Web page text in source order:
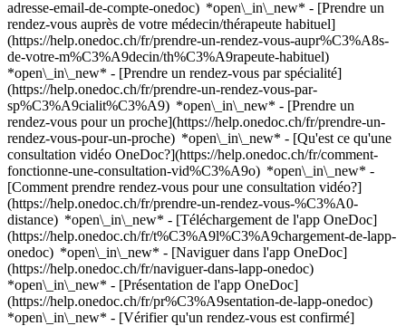
adresse-email-de-compte-onedoc) *open\_in\_new* - [Prendre un
rendez-vous auprès de votre médecin/thérapeute habituel]
(https://help.onedoc.ch/fr/prendre-un-rendez-vous-aupr%C3%A8s-
de-votre-m%C3%A9decin/th%C3%A9rapeute-habituel)
*open\_in\_new* - [Prendre un rendez-vous par spécialité]
(https://help.onedoc.ch/fr/prendre-un-rendez-vous-par-
sp%C3%A9cialit%C3%A9) *open\_in\_new* - [Prendre un
rendez-vous pour un proche](https://help.onedoc.ch/fr/prendre-un-
rendez-vous-pour-un-proche) *open\_in\_new* - [Qu'est ce qu'une
consultation vidéo OneDoc?](https://help.onedoc.ch/fr/comment-
fonctionne-une-consultation-vid%C3%A9o) *open\_in\_new* -
[Comment prendre rendez-vous pour une consultation vidéo?]
(https://help.onedoc.ch/fr/prendre-un-rendez-vous-%C3%A0-
distance) *open\_in\_new* - [Téléchargement de l'app OneDoc]
(https://help.onedoc.ch/fr/t%C3%A9l%C3%A9chargement-de-lapp-
onedoc) *open\_in\_new* - [Naviguer dans l'app OneDoc]
(https://help.onedoc.ch/fr/naviguer-dans-lapp-onedoc)
*open\_in\_new* - [Présentation de l'app OneDoc]
(https://help.onedoc.ch/fr/pr%C3%A9sentation-de-lapp-onedoc)
*open\_in\_new* - [Vérifier qu'un rendez-vous est confirmé](https://help.onedoc.ch/fr/v%C3%A9rifier-quun-rendez-vous-est-confirm%C3%A9) *open\_in\_new* - [Annuler un rendez-vous pris en ligne sur OneDoc](https://help.onedoc.ch/fr/annuler-un-rendez-vous-pris-en-ligne-sur-onedoc) *open\_in\_new* - [Je ne reçois pas de confirmation de rendez-vous](https://help.onedoc.ch/fr/je-ne-re%C3%A7ois-pas-de-confirmation-de-rendez-vous) *open\_in\_new* [Voir tous nos articles *open\_in\_new*](https://help.onedoc.ch/fr/) # Annuaire des cabinets dentaires à Prilly 1. [OneDoc](https://www.onedoc.ch/fr/)/ 2. [Cabinet dentaire](https://www.onedoc.ch/fr/cabinet-dentaire)/ 3. [Canton de Vaud](https://www.onedoc.ch/fr/cabinet-dentaire/canton-de-vaud)/ 4. Prilly [Cabinet d'orthodontie Route de Cossonay 26 Prilly](https://www.onedoc.ch/fr/cabinet-dentaire/prilly/ej02/cabinet-d-orthodontie-route-de-cossonay-26-prilly) Route de Cossonay 26, 1008 Prilly [Médecin-dentiste Dr. Brice Maria](https://www.onedoc.ch/fr/cabinet-dentaire/prilly/ei91/medecin-dentiste-dr-brice-maria) Route de Cossonay 28B, 1008 Prilly [Médecin-dentiste Dr. Burri Willy](https://www.onedoc.ch/fr/cabinet-dentaire/prilly/evw5/medecin-dentiste-dr-burri-willy) Rue de Cossonay 13, 1008 Prilly [Médecin-dentiste Dr. Dierieck Jean-Claude](https://www.onedoc.ch/fr/cabinet-dentaire/prilly/eyan/medecin-dentiste-dr-dierieck-jean-claude) Chemin de l'Ondine 8, 1008 Prilly [Médecin-dentiste Dr. Lambelet Hervé](https://www.onedoc.ch/fr/cabinet-dentaire/prilly/ej59/medecin-dentiste-dr-lambelet-herve) Route des Flumeaux 6, 1008 Prilly ### Téléchargez l'app OneDoc Prenez rendez-vous en ligne chez un médecin, un dentiste ou un thérapeute proche de vous en Suisse. L'application OneDoc vous permet de gérer tous vos rendez-vous médicaux depuis votre natel, n'importe où et n'importe quand. ![Code QR redirigeant vers l’App Store ou Google Play pour télécharger l’app OneDoc Patients](https://www.onedoc.ch/assets/images/download-app-qr.jpeg) Scannez le QR code pour télécharger l’application [![Téléchargez notre application sur l'App Store!](https://www.onedoc.ch/assets/images/app-store-badge-fr.svg)](https://apps.apple.com/ch/app/onedoc/id1592376413?l=fr)[![Téléchargez notre application sur le Google Play Store!](https://www.onedoc.ch/assets/images/google-play-badge-fr.png)](https://play.google.com/store/apps/details?id=ch.onedoc.patient&hl=fr-CH) *keyboard\_arrow\_right* ## Trouver un spécialiste [Physiothérapeute](https://www.onedoc.ch/fr/physiotherapeute)[Masseur classique](https://www.onedoc.ch/fr/masseur-classique)[Médecin généraliste](https://www.onedoc.ch/fr/medecin-generaliste)[Réflexologue](https://www.onedoc.ch/fr/reflexologue)[Thérapeute en drainage lymphatique](https://www.onedoc.ch/fr/therapeute-en-drainage-lymphatique)[Spécialiste en médecine interne générale](https://www.onedoc.ch/fr/specialiste-en-medecine-interne-generale)[Psychologue](https://www.onedoc.ch/fr/psychologue)[Ostéopathe](https://www.onedoc.ch/fr/osteopathe)[Médecin-dentiste](https://www.onedoc.ch/fr/medecin-dentiste)[Ophtalmologue](https://www.onedoc.ch/fr/ophtalmologue)[Prestations de santé en pharmacie](https://www.onedoc.ch/fr/prestations-de-sante-en-pharmacie)[Acupuncteur](https://www.onedoc.ch/fr/acupuncteur)[Centre de vaccination](https://www.onedoc.ch/fr/centre-de-vaccination)[Gynécologue obstétricien](https://www.onedoc.ch/fr/gynecologue-obstetricien)[Thérapeute en nutrition MCO](https://www.onedoc.ch/fr/therapeute-en-nutrition-mco)[Masseur thérapeutique](https://www.onedoc.ch/fr/masseur-therapeutique)[Thérapeute en hypnose](https://www.onedoc.ch/fr/therapeute-en-hypnose)[Kinésiologue](https://www.onedoc.ch/fr/kinesiologue)[Physiothérapeute du sport](https://www.onedoc.ch/fr/physiotherapeute-du-sport)[Pédiatre](https://www.onedoc.ch/fr/pediatre)[Spécialiste en Médecine Traditionnelle Chinoise (MTC)](https://www.onedoc.ch/fr/specialiste-en-medecine-traditionnelle-chinoise-mtc)[Toutes les spécialités](https://www.onedoc.ch/fr/specialites) *keyboard\_arrow\_right* ## Trouver une expertise [Check-up | bilan de santé](https://www.onedoc.ch/fr/check-up-bilan-de-sante)[Récupération physiothérapeutique du sportif](https://www.onedoc.ch/fr/recuperation-physiotherapeutique-du-sportif)[Thérapie Manuelle](https://www.onedoc.ch/fr/therapie-manuelle)[Rupture du ligament croisé antérieur (LCA) | Déchirure du ligament croisé antérieur (LCA)](https://www.onedoc.ch/fr/rupture-du-ligament-croise-anterieur-lca-dechirure-du-ligament-croise-anterieur-lca)[Suivi du sportif](https://www.onedoc.ch/fr/suivi-du-sportif)[Accompagnement psychologique pour gestion du stress](https://www.onedoc.ch/fr/accompagnement-psychologique-pour-gestion-du-stress)[Examen de la vue](https://www.onedoc.ch/fr/examen-de-la-vue)[Entraînement de l'équilibre](https://www.onedoc.ch/fr/entrainement-de-l-equilibre)[Vaccination encéphalite à tiques (FSME)](https://www.onedoc.ch/fr/vaccination-encephalite-a-tiques-fsme)[Carie](https://www.onedoc.ch/fr/carie)[Arthrose](https://www.onedoc.ch/fr/arthrose)[Déchirure du ménisque | Rupture du ménisque | Lésion du ménisque](https://www.onedoc.ch/fr/dechirure-du-menisque-rupture-du-menisque-lesion-du-menisque)[Bilan postural](https://www.onedoc.ch/fr/bilan-postural)[Vaccination grippe](https://www.onedoc.ch/fr/vaccination-grippe)[Prévention cardio-vasculaire | CardioCheck | CardioTest](https://www.onedoc.ch/fr/prevention-cardio-vasculaire-cardiocheck-cardiotest)[Détartrage](https://www.onedoc.ch/fr/detartrage)[Accompagnement psychologique pour la dépression](https://www.onedoc.ch/fr/accompagnement-psychologique-pour-la-depression)[Allergie | AllergoTest | Bilan allergologique](https://www.onedoc.ch/fr/allergie-allergotest-bilan-allergologique)[Dépistage du diabète](https://www.onedoc.ch/fr/depistage-du-diabete)[Implant dentaire](https://www.onedoc.ch/fr/implant-dentaire)[Rééducation musculo-squelettique](https://www.onedoc.ch/fr/reeducation-musculo-squelettique)[Toutes les expertises](https://www.onedoc.ch/fr/expertises) *keyboard\_arrow\_right* ## Trouver un établissement [Cabinet médical](https://www.onedoc.ch/fr/cabinet-medical)[Centre médical](https://www.onedoc.ch/fr/centre-medical)[Cabinet de groupe](https://www.onedoc.ch/fr/cabinet-de-groupe)[Cabinet dentaire](https://www.onedoc.ch/fr/cabinet-dentaire)[Pharmacie](https://www.onedoc.ch/fr/pharmacie)[Cabinet d'ostéopathie](https://www.onedoc.ch/fr/cabinet-d-osteopathie)[Cabinet de physiothérapie](https://www.onedoc.ch/fr/cabinet-de-physiotherapie)[Groupe médical](https://www.onedoc.ch/fr/groupe-medical)[Clinique dentaire](https://www.onedoc.ch/fr/clinique-dentaire)[Centre de santé](https://www.onedoc.ch/fr/centre-de-sante)[Magasin d'optique](https://www.onedoc.ch/fr/magasin-d-optique)[Centre auditif](https://www.onedoc.ch/fr/centre-auditif)[Clinique privée](https://www.onedoc.ch/fr/clinique-privee)[Hôpital](https://www.onedoc.ch/fr/hopital)[Centre médical et dentaire](https://www.onedoc.ch/fr/centre-medical-et-dentaire)[Maison de santé](https://www.onedoc.ch/fr/maison-de-sante)[Laboratoire d'analyse](https://www.onedoc.ch/fr/laboratoire-d-analyse)[Cabinet paramédical](https://www.onedoc.ch/fr/cabinet-paramedical)[Centre d'imagerie médicale](https://www.onedoc.ch/fr/centre-d-imagerie-medicale) *keyboard\_arrow\_right* ## Spécialités fréquentes [Physiothérapeute à Genève](https://www.onedoc.ch/fr/physiotherapeute/geneve)[Psychologue à Genève](https://www.onedoc.ch/fr/psychologue/geneve)[Physiothérapeute à Lausanne](https://www.onedoc.ch/fr/physiotherapeute/lausanne)[Médecin généraliste à Genève](https://www.onedoc.ch/fr/medecin-generaliste/geneve)[Thérapeute en drainage lymphatique à Genève](https://www.onedoc.ch/fr/therapeute-en-drainage-lymphatique/geneve)[Masseur classique à Genève](https://www.onedoc.ch/fr/masseur-classique/geneve)[Spécialiste en médecine interne générale à Genève](https://www.onedoc.ch/fr/specialiste-en-medecine-interne-generale/geneve)[Réflexologue à Genève](https://www.onedoc.ch/fr/reflexologue/geneve)[Médecin-dentiste à Genève](https://www.onedoc.ch/fr/medecin-dentiste/geneve)[Psychologue à Lausanne](https://www.onedoc.ch/fr/psychologue/lausanne)[Acupuncteur à Genève](https://www.onedoc.ch/fr/acupuncteur/geneve)[Ostéopathe à Lausanne](https://www.onedoc.ch/fr/osteopathe/lausanne)[Masseur classique à Lausanne](https://www.onedoc.ch/fr/masseur-classique/lausanne)[Médecin généraliste à Lausanne](https://www.onedoc.ch/fr/medecin-generaliste/lausanne)[Spécialiste en Médecine Traditionnelle Chinoise (MTC) à Genève](https://www.onedoc.ch/fr/specialiste-en-medecine-traditionnelle-chinoise-mtc/geneve)[Physiothérapeute du sport à Genève](https://www.onedoc.ch/fr/physiotherapeute-du-sport/geneve)[Gynécologue obstétricien à Genève](https://www.onedoc.ch/fr/gynecologue-obstetricien/geneve)[Masseur thérapeutique à Genève](https://www.onedoc.ch/fr/masseur-therapeutique/geneve)[Ostéopathe à Genève](https://www.onedoc.ch/fr/osteopathe/geneve)[Thérapeute en nutrition MCO à Genève](https://www.onedoc.ch/fr/therapeute-en-nutrition-mco/geneve)[Psychothérapeute à Genève](https://www.onedoc.ch/fr/psychotherapeute/geneve) *keyboard\_arrow\_right* ## Expertises fréquentes [Récupération physiothérapeutique du sportif à Genève](https://www.onedoc.ch/fr/recuperation-physiotherapeutique-du-sportif/geneve)[Suivi du sportif à Genève](https://www.onedoc.ch/fr/suivi-du-sportif/geneve)[Thérapie Manuelle à Genève](https://www.onedoc.ch/fr/therapie-manuelle/geneve)[Rupture du ligament croisé antérieur (LCA) | Déchirure du ligament croisé antérieur (LCA) à Genève](https://www.onedoc.ch/fr/rupture-du-ligament-croise-anterieur-lca-dechirure-du-ligament-croise-anterieur-lca/geneve)[Accompagnement psychologique pour gestion du stress à Genève](https://www.onedoc.ch/fr/accompagnement-psychologique-pour-gestion-du-stress/geneve)[Arthrose à Genève](https://www.onedoc.ch/fr/arthrose/geneve)[Déchirure du ménisque | Rupture du ménisque | Lésion du ménisque à Ge